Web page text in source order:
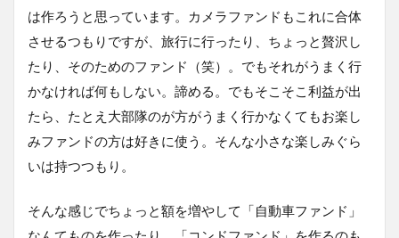
は作ろうと思っています。カメラファンドもこれに合体
させるつもりですが、旅行に行ったり、ちょっと贅沢し
たり、そのためのファンド（笑）。でもそれがうまく行
かなければ何もしない。諦める。でもそこそこ利益が出
たら、たとえ大部隊のが方がうまく行かなくてもお楽し
みファンドの方は好きに使う。そんな小さな楽しみぐら
いは持つつもり。
そんな感じでちょっと額を増やして「自動車ファンド」